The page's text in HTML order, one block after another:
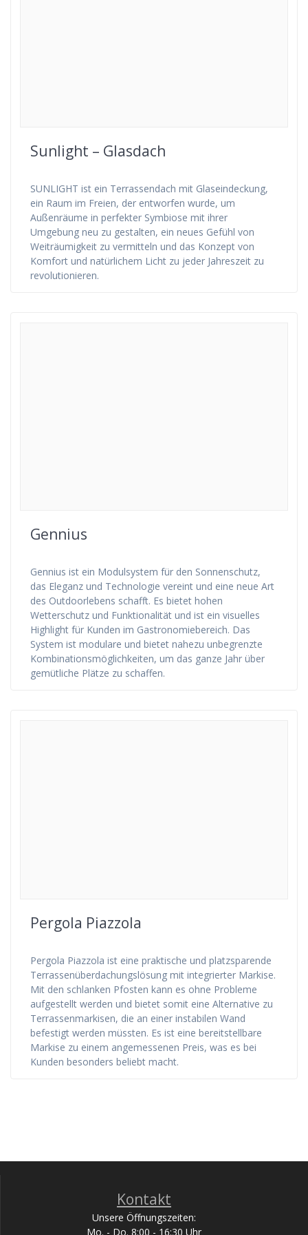
Sunlight – Glasdach
SUNLIGHT ist ein Terrassendach mit Glaseindeckung,
ein Raum im Freien, der entworfen wurde, um
Außenräume in perfekter Symbiose mit ihrer
Umgebung neu zu gestalten, ein neues Gefühl von
Weiträumigkeit zu vermitteln und das Konzept von
Komfort und natürlichem Licht zu jeder Jahreszeit zu
revolutionieren.
Gennius
Gennius ist ein Modulsystem für den Sonnenschutz,
das Eleganz und Technologie vereint und eine neue Art
des Outdoorlebens schafft. Es bietet hohen
Wetterschutz und Funktionalität und ist ein visuelles
Highlight für Kunden im Gastronomiebereich. Das
System ist modulare und bietet nahezu unbegrenzte
Kombinationsmöglichkeiten, um das ganze Jahr über
gemütliche Plätze zu schaffen.
Pergola Piazzola
Pergola Piazzola ist eine praktische und platzsparende
Terrassenüberdachungslösung mit integrierter Markise.
Mit den schlanken Pfosten kann es ohne Probleme
aufgestellt werden und bietet somit eine Alternative zu
Terrassenmarkisen, die an einer instabilen Wand
befestigt werden müssten. Es ist eine bereitstellbare
Markise zu einem angemessenen Preis, was es bei
Kunden besonders beliebt macht.
Kontakt
Unsere Öffnungszeiten:
Mo. - Do. 8:00 - 16:30 Uhr